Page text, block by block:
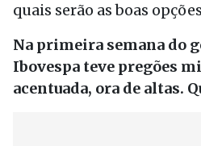
quais serão as boas
Na primeira semana do
Ibovespa teve pregões
acentuada, ora de altas.